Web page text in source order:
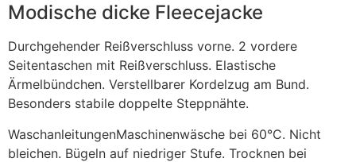
Modische dicke Fleecejacke
Durchgehender Reißverschluss vorne. 2 vordere
Seitentaschen mit Reißverschluss. Elastische
Ärmelbündchen. Verstellbarer Kordelzug am Bund.
Besonders stabile doppelte Steppnähte.
WaschanleitungenMaschinenwäsche bei 60°C. Nicht
bleichen. Bügeln auf niedriger Stufe. Trocknen bei